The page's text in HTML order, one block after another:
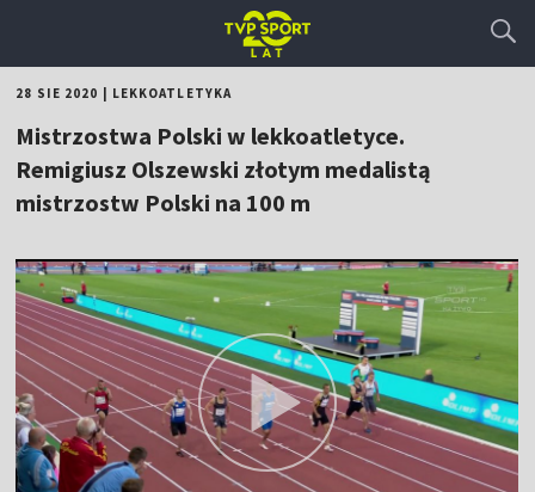
28 SIE 2020 LEKKOATLETYKA
Mistrzostwa Polski w lekkoatletyce.
Remigiusz Olszewski złotym medalistą
mistrzostw Polski na 100 m